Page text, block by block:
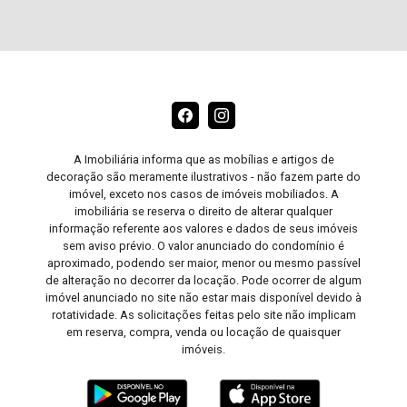
A Imobiliária informa que as mobílias e artigos de
decoração são meramente ilustrativos - não fazem parte do
imóvel, exceto nos casos de imóveis mobiliados. A
imobiliária se reserva o direito de alterar qualquer
informação referente aos valores e dados de seus imóveis
sem aviso prévio. O valor anunciado do condomínio é
aproximado, podendo ser maior, menor ou mesmo passível
de alteração no decorrer da locação. Pode ocorrer de algum
imóvel anunciado no site não estar mais disponível devido à
rotatividade. As solicitações feitas pelo site não implicam
em reserva, compra, venda ou locação de quaisquer
imóveis.